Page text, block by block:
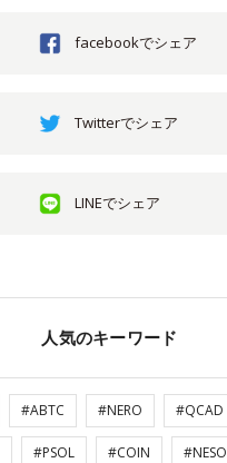
facebookでシェア
Twitterでシェア
LINEでシェア
人気のキーワード
#ABTC #NERO #QCAD
#PSOL #COIN #NESO